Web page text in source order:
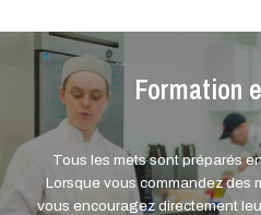
Formation
Tous les mets sont préparés
Lorsque vous commandez des
vous encouragez directement